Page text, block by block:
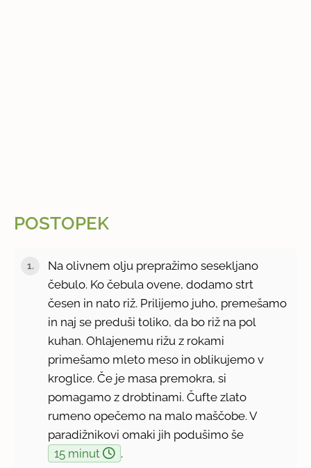
POSTOPEK
Na olivnem olju prepražimo sesekljano
čebulo. Ko čebula ovene, dodamo strt
česen in nato riž. Prilijemo juho, premešamo
in naj se preduši toliko, da bo riž na pol
kuhan. Ohlajenemu rižu z rokami
primešamo mleto meso in oblikujemo v
kroglice. Če je masa premokra, si
pomagamo z drobtinami. Čufte zlato
rumeno opečemo na malo maščobe. V
paradižnikovi omaki jih podušimo še
15 minut
.